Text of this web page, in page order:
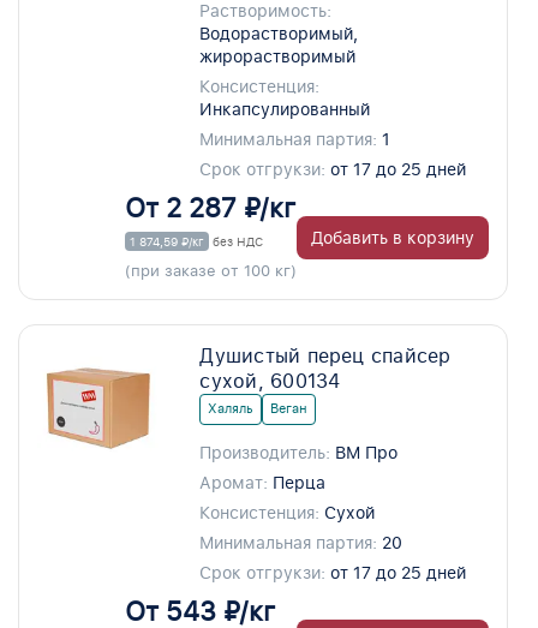
Растворимость:
Водорастворимый,
жирорастворимый
Консистенция:
Инкапсулированный
Минимальная партия: 1
Срок отгрукзи: от 17 до 25 дней
От 2 287 ₽/кг
1 874,59 ₽/кг без НДС
(при заказе от 100 кг)
Добавить в корзину
Душистый перец спайсер
сухой, 600134
Халяль Веган
Производитель: ВМ Про
Аромат: Перца
Консистенция: Сухой
Минимальная партия: 20
Срок отгрукзи: от 17 до 25 дней
От 543 ₽/кг